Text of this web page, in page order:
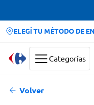
ELEGÍ TU MÉTODO DE
Categorías
Volver
Términos más